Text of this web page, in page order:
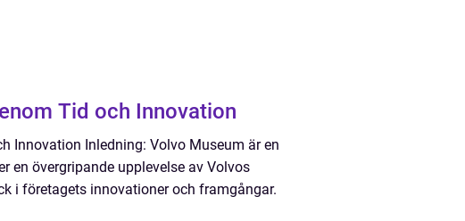
Tid och Innovation
Innovation Inledning: Volvo Museum är en
en övergripande upplevelse av Volvos
i företagets innovationer och framgångar.